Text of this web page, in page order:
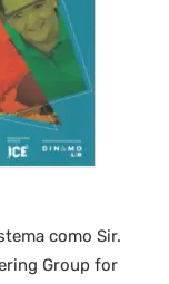
como Sir.
Group for